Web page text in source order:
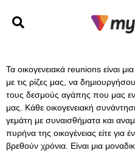
Τα οικογενειακά reunions είναι
με τις ρίζες μας, να
τους δεσμούς αγάπης που μας
μας. Κάθε οικογενειακή
γεμάτη με συναισθήματα και
πυρήνα της οικογένειας είτε
βρεθούν χρόνια. Είναι μια